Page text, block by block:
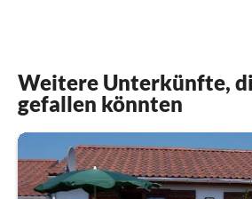
Weitere Unterkünfte,
gefallen könnten